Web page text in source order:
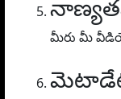
మీరు మీ